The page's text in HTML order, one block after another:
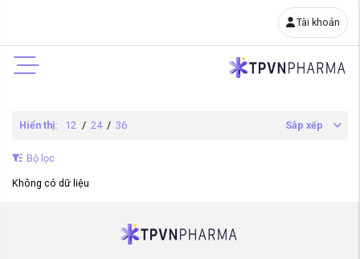
Tài khoản
Hiển thị: 12 / 24 / 36 Sắp xếp
Bộ lọc
Không có dữ liệu